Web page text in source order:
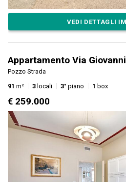
VEDI DETTAGLI
Appartamento Via
Pozzo Strada
91 m² 3 locali 3° piano 1 box
€ 259.000